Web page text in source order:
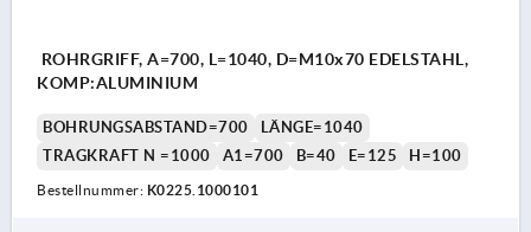
ROHRGRIFF, A=700, L=1040, D=M10x70 EDELSTAHL,
KOMP:ALUMINIUM
BOHRUNGSABSTAND=700
LÄNGE=1040
TRAGKRAFT N =1000
A1=700 B=40 E=125 H=100
Bestellnummer: K0225.1000101